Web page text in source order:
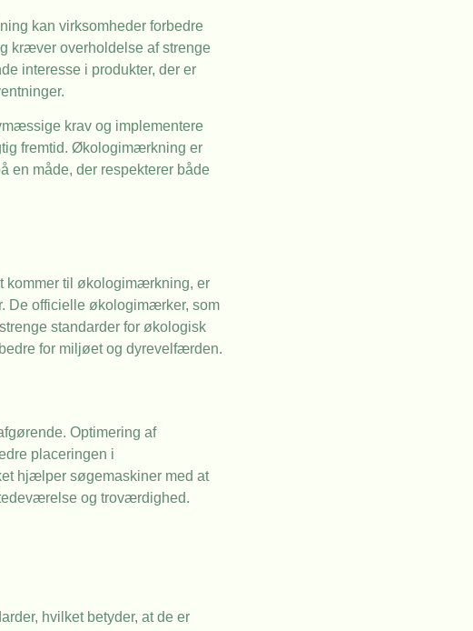
kan virksomheder forbedre
kræver overholdelse af strenge
interesse i produkter, der er
krav og implementere
fremtid. Økologimærkning er
en måde, der respekterer både
kommer til økologimærkning, er
De officielle økologimærker, som
standarder for økologisk
for miljøet og dyrevelfærden.
Optimering af
placeringen i
hjælper søgemaskiner med at
og troværdighed.
hvilket betyder, at de er